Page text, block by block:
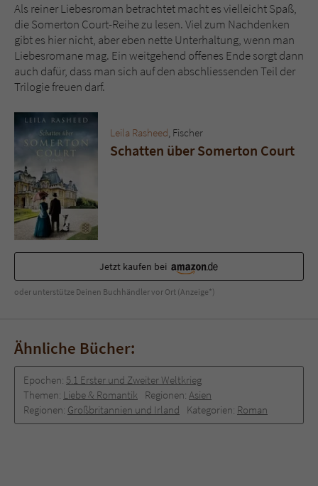
Als reiner Liebesroman betrachtet macht es vielleicht Spaß,
die Somerton Court-Reihe zu lesen. Viel zum Nachdenken
gibt es hier nicht, aber eben nette Unterhaltung, wenn man
Liebesromane mag. Ein weitgehend offenes Ende sorgt dann
auch dafür, dass man sich auf den abschliessenden Teil der
Trilogie freuen darf.
Leila Rasheed , Fischer
Schatten über Somerton Court
Jetzt kaufen bei
oder unterstütze Deinen Buchhändler vor Ort (Anzeige*)
Ähnliche Bücher:
Epochen: 5.1 Erster und Zweiter Weltkrieg
Themen: Liebe & Romantik Regionen: Asien
Regionen: Großbritannien und Irland Kategorien: Roman